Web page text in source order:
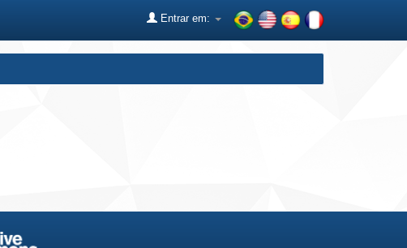
Entrar em: